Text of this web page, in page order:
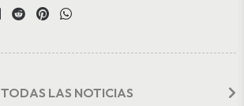
TODAS LAS NOTICIAS